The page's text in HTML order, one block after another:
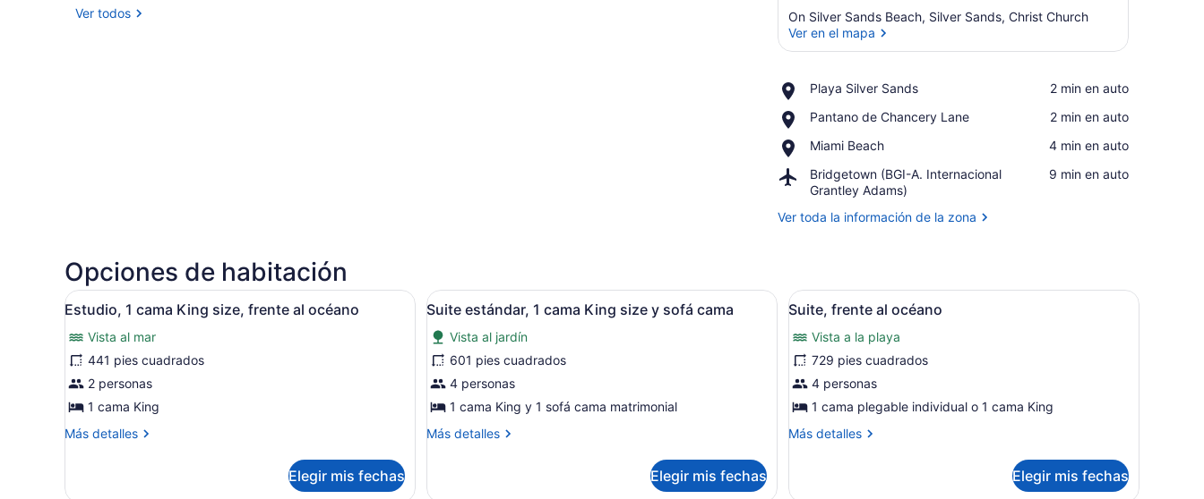
Ver todos
On Silver Sands Beach, Silver Sands, Christ Church
Ver en el mapa
Playa Silver Sands
Place,
Silver
‪2 min en auto‬
Pantano de Chancery Lane
Place,
de
Lane
‪2 min en auto‬
Miami Beach
Place,
Beach
‪4 min en auto‬
Bridgetown (BGI-A. Internacional
Grantley Adams)
Airport,
Bridgetown
A.
‪9 min en auto‬
Ver toda la información de la zona
Opciones de habitación
Abrir
todas
las
fotos
de
Estudio,
cama
Ropa de cama de alta calidad y caja de seguridad en la habitación
6
Estudio, 1 cama King size, frente al océano
Vista al mar
441 pies cuadrados
2 personas
1 cama King
Más detalles
Más
Elegir mis fechas
Abrir
todas
las
fotos
de
Suite
1
Suite estándar, 1 cama King size y sofá cama | Ropa de cama de alta calidad y caja de seguridad en la
5
Suite estándar, 1 cama King size y sofá cama
Vista al jardín
601 pies cuadrados
4 personas
1 cama King y 1 sofá cama matrimonial
Más detalles
Más
Elegir mis fechas
Abrir
todas
las
fotos
de
Suite,
al
Suite, frente al océano | Ropa de cama
5
Suite, frente al océano
Vista a la playa
729 pies cuadrados
4 personas
1 cama plegable individual o 1 cama King
Más detalles
Más
Elegir mis fechas